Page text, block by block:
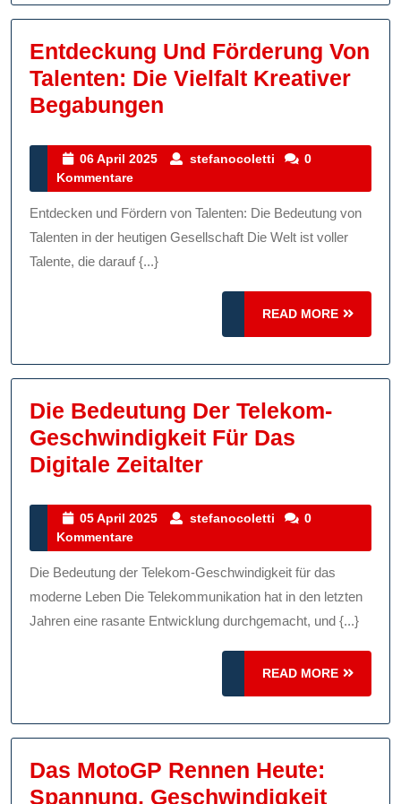
Entdeckung Und Förderung Von
Talenten: Die Vielfalt Kreativer
Begabungen
Förderung
Talenten:
Die
Kreativer
Begabungen
06 April 2025
06
2025
stefanocoletti stefanocoletti
0
Kommentare
Entdecken und Fördern von Talenten: Die Bedeutung von
Talenten in der heutigen Gesellschaft Die Welt ist voller
Talente, die darauf {...}
READ MORE
READ
MORE
Die Bedeutung Der Telekom-
Geschwindigkeit Für Das
Digitale ZeitalterDie
Der
Geschwindigkeit
Für
Das
Digitale
Zeitalter
05 April 2025
05
2025
stefanocoletti stefanocoletti
0
Kommentare
Die Bedeutung der Telekom-Geschwindigkeit für das
moderne Leben Die Telekommunikation hat in den letzten
Jahren eine rasante Entwicklung durchgemacht, und {...}
READ MORE
READ
MORE
Das MotoGP Rennen Heute:
Spannung, Geschwindigkeit